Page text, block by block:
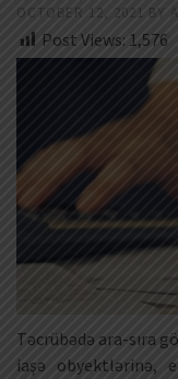
OCTOBER 12, 2021 BY
Post Views: 1,576
Təcrübədə ara-sıra
iaşə obyektlərinə,